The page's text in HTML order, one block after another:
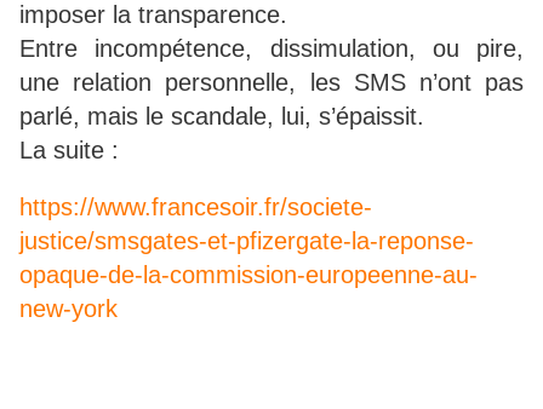
imposer la transparence.
Entre incompétence, dissimulation, ou pire,
une relation personnelle, les SMS n’ont pas
parlé, mais le scandale, lui, s’épaissit.
La suite :
https://www.francesoir.fr/societe-
justice/smsgates-et-pfizergate-la-reponse-
opaque-de-la-commission-europeenne-au-
new-york